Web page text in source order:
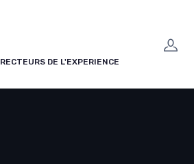
DE L'EXPERIENCE
cookies